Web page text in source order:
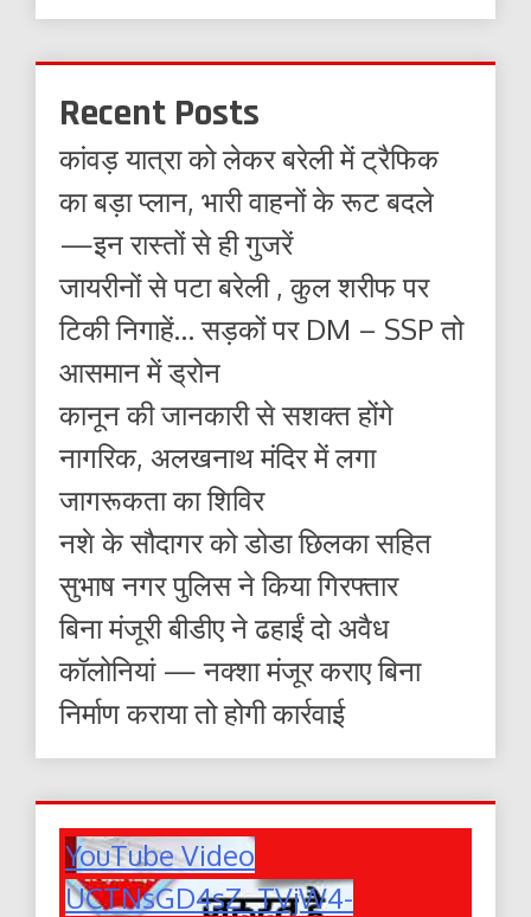
Recent Posts
कांवड़ यात्रा को लेकर बरेली में ट्रैफिक
का बड़ा प्लान, भारी वाहनों के रूट बदले
—इन रास्तों से ही गुजरें
जायरीनों से पटा बरेली , कुल शरीफ पर
टिकी निगाहें… सड़कों पर DM – SSP तो
आसमान में ड्रोन
कानून की जानकारी से सशक्त होंगे
नागरिक, अलखनाथ मंदिर में लगा
जागरूकता का शिविर
नशे के सौदागर को डोडा छिलका सहित
सुभाष नगर पुलिस ने किया गिरफ्तार
बिना मंजूरी बीडीए ने ढहाईं दो अवैध
कॉलोनियां — नक्शा मंजूर कराए बिना
निर्माण कराया तो होगी कार्रवाई
YouTube Video
UCTNsGD4sZ_TVjW4-